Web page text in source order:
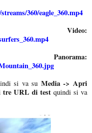
360/eagle_360.mp4
si va su Media -> Apri
tre URL di test quindi si va